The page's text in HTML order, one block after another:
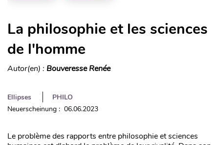
La philosophie et les sciences
de l'homme
Autor(en) : Bouveresse Renée
Ellipses
PHILO
Neuerscheinung : 06.06.2023
Le problème des rapports entre philosophie et sciences